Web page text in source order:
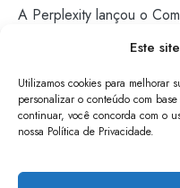
Este
Utilizamos cookies para melhorar
personalizar o conteúdo com
continuar, você concorda com o
nossa Política de Privacidade.
A Perplexity lançou o
dezenas de agentes de
02/03/2026